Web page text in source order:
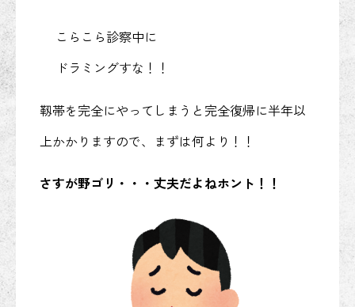
こらこら診察中に
ドラミングすな！！
靱帯を完全にやってしまうと完全復帰に半年以
上かかりますので、まずは何より！！
さすが野ゴリ・・・丈夫だよねホント！！